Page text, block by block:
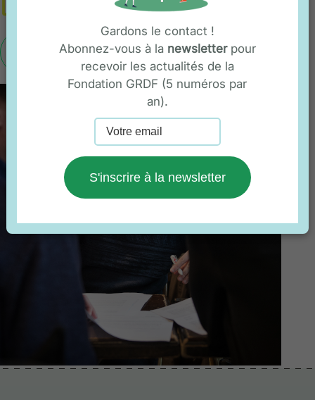
En savoir plus
Gardons le contact !
Abonnez-vous à la newsletterpour
recevoir les actualités de la
Fondation GRDF (5 numéros par
an).
S'inscrire à la newsletter